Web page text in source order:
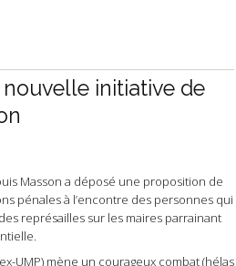
nouvelle initiative de
Masson a déposé une proposition de
pénales à l’encontre des personnes qui
représailles sur les maires parrainant
UMP) mène un courageux combat (hélas